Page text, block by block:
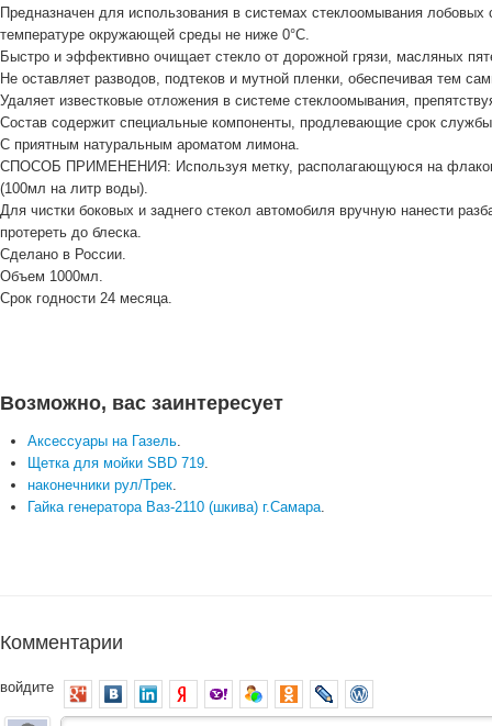
Предназначен для использования в системах стеклоомывания
температуре окружающей среды не ниже 0°C.
Быстро и эффективно очищает стекло от дорожной грязи, масляных
Не оставляет разводов, подтеков и мутной пленки, обеспечивая тем
Удаляет известковые отложения в системе стеклоомывания,
Состав содержит специальные компоненты, продлевающие срок
С приятным натуральным ароматом лимона.
СПОСОБ ПРИМЕНЕНИЯ: Используя метку, располагающуюся на
(100мл на литр воды).
Для чистки боковых и заднего стекол автомобиля вручную нанести
протереть до блеска.
Сделано в России.
Объем 1000мл.
Срок годности 24 месяца.
Возможно, вас заинтересует
Аксессуары на Газель.
Щетка для мойки SBD 719.
наконечники рул/Трек.
Гайка генератора Ваз-2110 (шкива) г.Самара.
Комментарии
войдите